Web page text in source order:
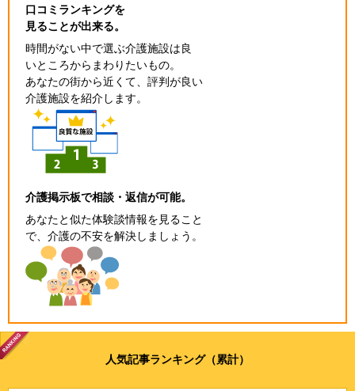
口コミランキングを
見ることが出来る。
時間がない中で選ぶ介護施設は良
いところからまわりたいもの。
あなたの街から近くて、評判が良い
介護施設を紹介します。
介護掲示板で相談・返信が可能。
あなたと似た体験談情報を見ること
で、介護の不安を解決しましょう。
人気記事ランキング（累計）